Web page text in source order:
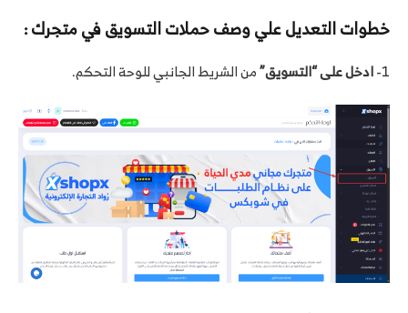
خطوات التعديل علي وصف حملات التسويق في متجرك :
1- ادخل على “التسويق”من الشريط الجانبي للوحة التحكم.